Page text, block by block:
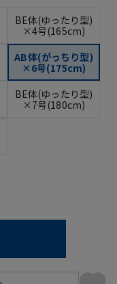
BE体(ゆったり型)
×4号(165cm)
AB体(がっちり型)
×6号(175cm)
BE体(ゆったり型)
×7号(180cm)